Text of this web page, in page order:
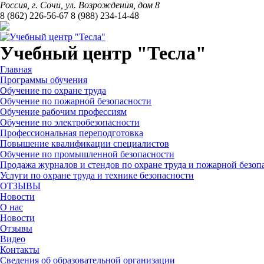
Россия, г. Сочи, ул. Возрождения, дом 8
8 (862) 226-56-67 8 (988) 234-14-48
Учебный центр "Тесла"
Главная
Программы обучения
Обучение по охране труда
Обучение по пожарной безопасности
Обучение рабочим профессиям
Обучение по электробезопасности
Профессиональная переподготовка
Повышение квалификации специалистов
Обучение по промышленной безопасности
Продажа журналов и стендов по охране труда и пожарной
Услуги по охране труда и технике безопасности
ОТЗЫВЫ
Новости
О нас
Новости
Отзывы
Видео
Контакты
Сведения об образовательной организации